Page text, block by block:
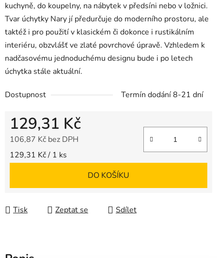
kuchyně, do koupelny, na nábytek v předsíni nebo v ložnici.
Tvar úchytky Nary jí předurčuje do moderního prostoru, ale
taktéž i pro použití v klasickém či dokonce i rustikálním
interiéru, obzvlášť ve zlaté povrchové úpravě. Vzhledem k
nadčasovému jednoduchému designu bude i po letech
úchytka stále aktuální.
Dostupnost Termín dodání 8-21 dní
129,31 Kč
106,87 Kč bez DPH
Měrná cena:
129,31 Kč / 1 ks
DO KOŠÍKU
Tisk Zeptat se Sdílet